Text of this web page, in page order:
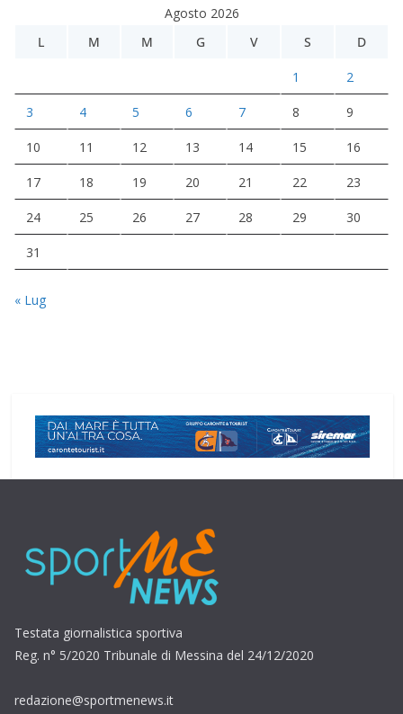
Agosto 2026
L
M M G V S D
1 2
3 4 5 6 7 8 9
10 11 12 13 14 15 16
17 18 19 20 21 22 23
24 25 26 27 28 29 30
31
« Lug
Testata giornalistica sportiva
Reg. n° 5/2020 Tribunale di Messina del 24/12/2020
redazione@sportmenews.it